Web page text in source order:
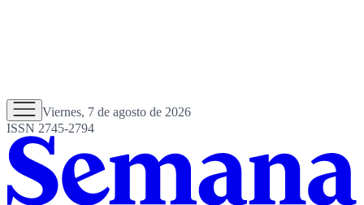
Viernes, 7 de agosto de 2026
ISSN 2745-2794